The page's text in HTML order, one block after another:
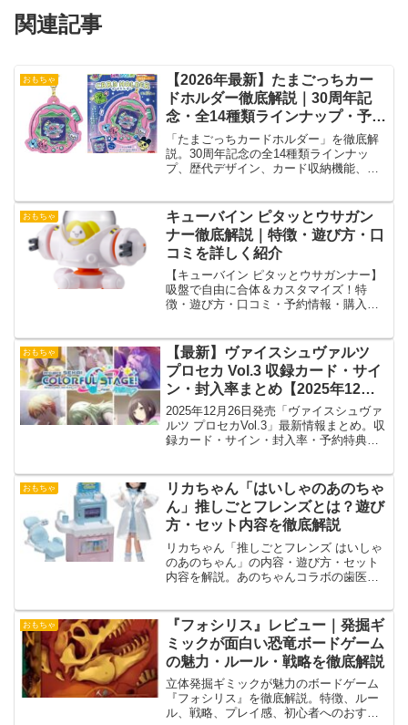
関連記事
おもちゃ
【2026年最新】たまごっちカー
ドホルダー徹底解説｜30周年記
念・全14種類ラインナップ・予約
情報まとめ
「たまごっちカードホルダー」を徹底解
説。30周年記念の全14種類ラインナッ
プ、歴代デザイン、カード収納機能、
おもちゃ
キューバイン ピタッとウサガン
ナー徹底解説｜特徴・遊び方・口
コミを詳しく紹介
【キューバイン ピタッとウサガンナー】
吸盤で自由に合体＆カスタマイズ！特
徴・遊び方・口コミ・予約情報・購入方
おもちゃ
【最新】ヴァイスシュヴァルツ
プロセカ Vol.3 収録カード・サイ
ン・封入率まとめ【2025年12月
発売】
2025年12月26日発売「ヴァイスシュヴァ
ルツ プロセカVol.3」最新情報まとめ。収
録カード・サイン・封入率・予約特典・
おもちゃ
リカちゃん「はいしゃのあのちゃ
ん」推しごとフレンズとは？遊び
方・セット内容を徹底解説
リカちゃん「推しごとフレンズ はいしゃ
のあのちゃん」の内容・遊び方・セット
内容を解説。あのちゃんコラボの歯医者
おもちゃ
『フォシリス』レビュー｜発掘ギ
ミックが面白い恐竜ボードゲーム
の魅力・ルール・戦略を徹底解説
立体発掘ギミックが魅力のボードゲーム
『フォシリス』を徹底解説。特徴、ルー
ル、戦略、プレイ感、初心者へのおすす